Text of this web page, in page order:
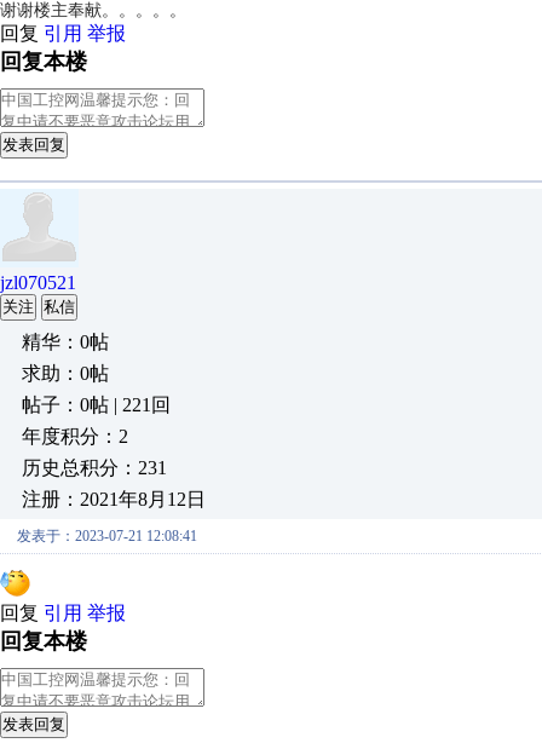
谢谢楼主奉献。。。。。
回复 引用 举报
回复本楼
发表回复
jzl070521
关注 私信
精华：0帖
求助：0帖
帖子：0帖 | 221回
年度积分：2
历史总积分：231
注册：2021年8月12日
发表于：2023-07-21 12:08:41
回复 引用 举报
回复本楼
发表回复